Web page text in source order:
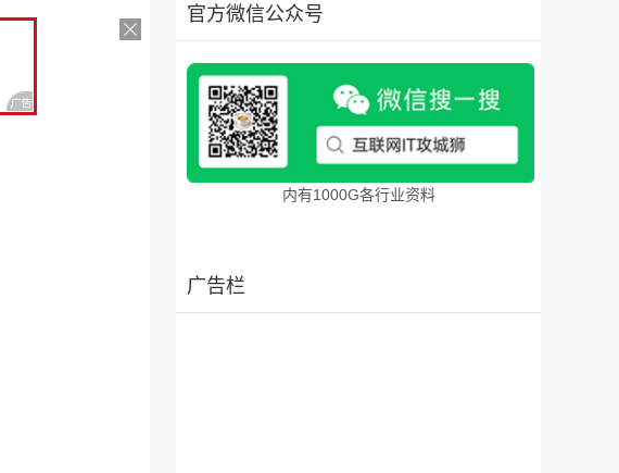
官方微信公众号
内有1000G各行业资料
广告栏